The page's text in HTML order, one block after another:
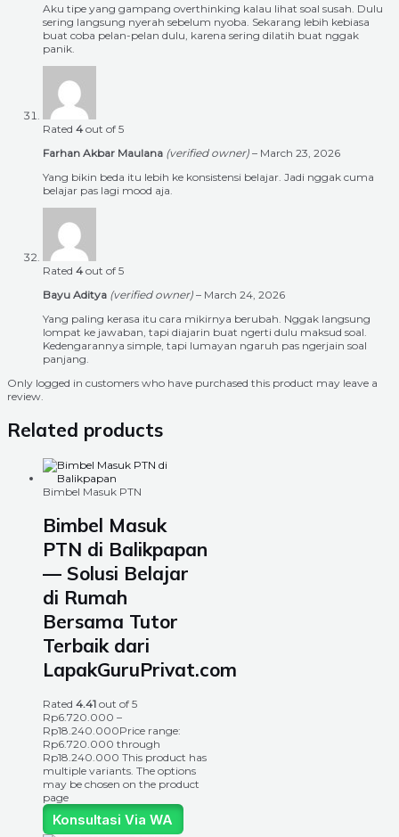
Aku tipe yang gampang overthinking kalau lihat soal susah. Dulu
sering langsung nyerah sebelum nyoba. Sekarang lebih kebiasa
buat coba pelan-pelan dulu, karena sering dilatih buat nggak
panik.
Rated 4 out of 5
Farhan Akbar Maulana (verified owner) – March 23, 2026
Yang bikin beda itu lebih ke konsistensi belajar. Jadi nggak cuma
belajar pas lagi mood aja.
Rated 4 out of 5
Bayu Aditya (verified owner) – March 24, 2026
Yang paling kerasa itu cara mikirnya berubah. Nggak langsung
lompat ke jawaban, tapi diajarin buat ngerti dulu maksud soal.
Kedengarannya simple, tapi lumayan ngaruh pas ngerjain soal
panjang.
Only logged in customers who have purchased this product may leave a
review.
Related products
Bimbel Masuk PTN
Bimbel Masuk
PTN di Balikpapan
— Solusi Belajar
di Rumah
Bersama Tutor
Terbaik dari
LapakGuruPrivat.com
Rated 4.41 out of 5
Rp6.720.000 –
Rp18.240.000Price range:
Rp6.720.000 through
Rp18.240.000 This product has
multiple variants. The options
may be chosen on the product
page
Konsultasi Via WA